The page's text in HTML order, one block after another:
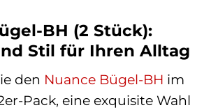
BH (2 Stück):
Stil für Ihren Alltag
den Nuance Bügel-BH im
Pack, eine exquisite Wahl